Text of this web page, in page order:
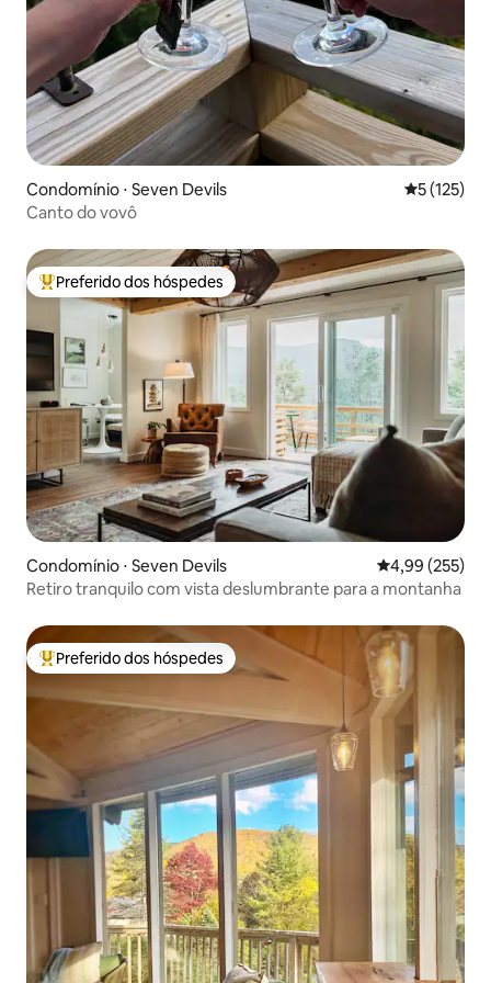
Condomínio ⋅ Seven Devils 5 de uma
5 (125)
Canto do vovô
Entre os melhores preferidos dos hóspedes
Preferido dos hóspedes
Condomínio ⋅ Seven Devils 4,99 de uma
4,99 (255)
Retiro tranquilo com vista deslumbrante para a montanha
Entre os melhores preferidos dos hóspedes
Preferido dos hóspedes